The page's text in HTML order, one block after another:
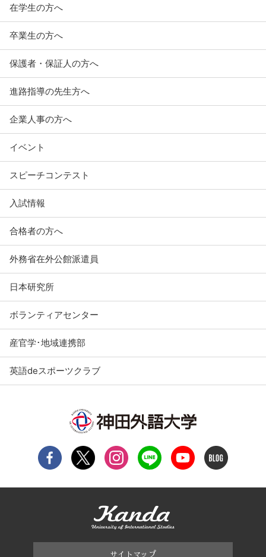
在学生の方へ
卒業生の方へ
保護者・保証人の方へ
進路指導の先生方へ
企業人事の方へ
イベント
スピーチコンテスト
入試情報
合格者の方へ
外務省在外公館派遣員
日本研究所
ボランティアセンター
産官学･地域連携部
英語deスポーツクラブ
サイトマップ